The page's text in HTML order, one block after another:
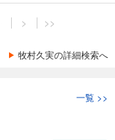
> >>
牧村久実の詳細検索へ
一覧 >>